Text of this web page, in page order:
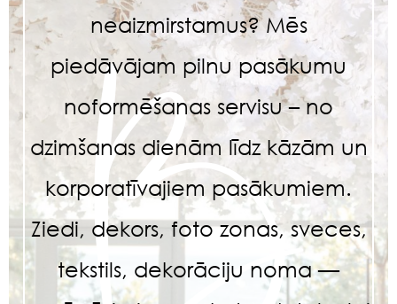
neaizmirstamus? Mēs
piedāvājam pilnu pasākumu
noformēšanas servisu – no
dzimšanas dienām līdz kāzām un
korporatīvajiem pasākumiem.
Ziedi, dekors, foto zonas, sveces,
tekstils, dekorāciju noma —